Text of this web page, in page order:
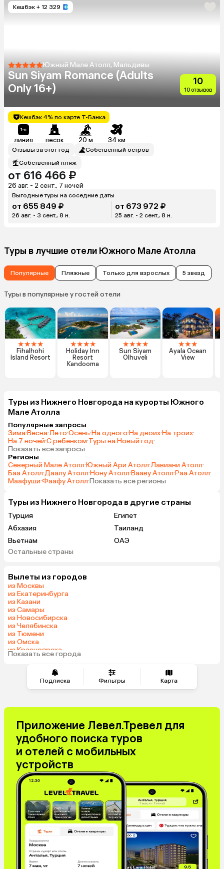
Подписка Фильтры Карта
Кешбэк + 12 329
Южный Мале Атолл, Мальдивы
Sun Siyam Romance (Adults
Only 16+)
10
10 отзывов
Кешбэк 4% по карте Т-Банка
линия песок 20 м 34 км
Отзывы за этот год
Собственный остров
Собственный пляж
от 616 466 ₽
26 авг. - 2 сент., 7 ночей
Выгодные туры на соседние даты
от 655 849 ₽
26 авг. - 3 сент., 8 н.
от 673 972 ₽
25 авг. - 2 сент., 8 н.
Туры в лучшие отели Южного Мале Атолла
Популярные Пляжные Только для взрослых 5 звезд
Туры в популярные у гостей отели
★★★★
Fihalhohi
Island Resort
★★★★
Holiday Inn
Resort
Kandooma
★★★★
Sun Siyam
Olhuveli
★★★
Ayala Ocean
View
Туры из Нижнего Новгорода на курорты Южного
Мале Атолла
Популярные запросы
Зима·Весна·Лето·Осень·На одного·На двоих·На троих·
На 7 ночей·С ребенком·Туры на Новый год·
Показать все запросы
Регионы
Северный Мале Атолл·Южный Ари Атолл·Лавиани Атолл·
Баа Атолл·Даалу Атолл·Нону Атолл·Вааву Атолл·Раа Атолл·
Маафуши·Фаафу Атолл·Показать все регионы
Туры из Нижнего Новгорода в другие страны
Турция
Египет
Абхазия
Таиланд
Вьетнам
ОАЭ
Мальдивы
Остальные страны
Вылеты из городов
из Москвы
из Екатеринбурга
из Казани
из Самары
из Новосибирска
из Челябинска
из Тюмени
из Омска
из Красноярска
из Волгограда
Показать все города
Приложение Левел.Тревел для
удобного поиска туров
и отелей с мобильных
устройств